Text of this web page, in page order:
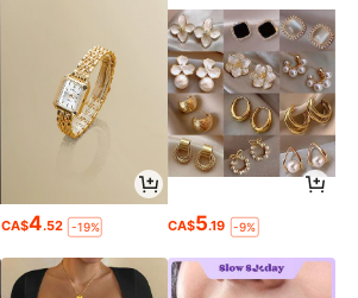
CA$4.52 -19% CA$5.19 -9%